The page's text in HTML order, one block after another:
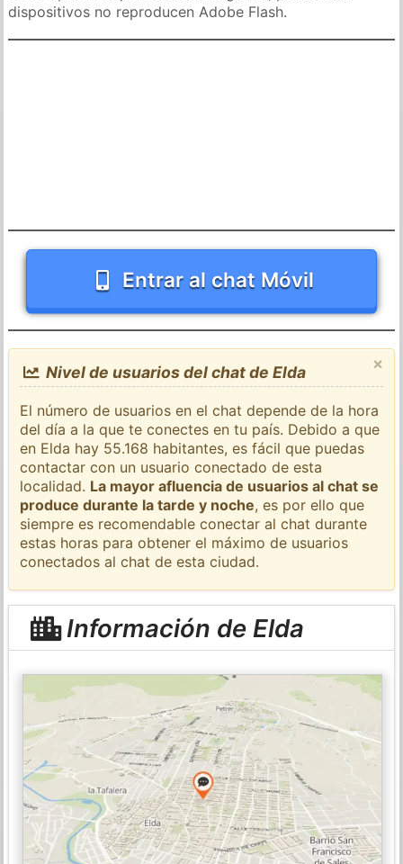
dispositivos no reproducen Adobe Flash.
Entrar al chat Móvil
×
Nivel de usuarios del chat de Elda
El número de usuarios en el chat depende de la hora
del día a la que te conectes en tu país. Debido a que
en Elda hay 55.168 habitantes, es fácil que puedas
contactar con un usuario conectado de esta
localidad. La mayor afluencia de usuarios al chat se
produce durante la tarde y noche, es por ello que
siempre es recomendable conectar al chat durante
estas horas para obtener el máximo de usuarios
conectados al chat de esta ciudad.
Información de Elda